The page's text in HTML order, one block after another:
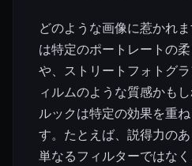
どのような画像に惹かれ
は特定のポートレートの
や、ストリートフォトグ
ィルムのような質感かも
ルックは特定の効果を重
す。たとえば、説得力の
単なるフィルターではな